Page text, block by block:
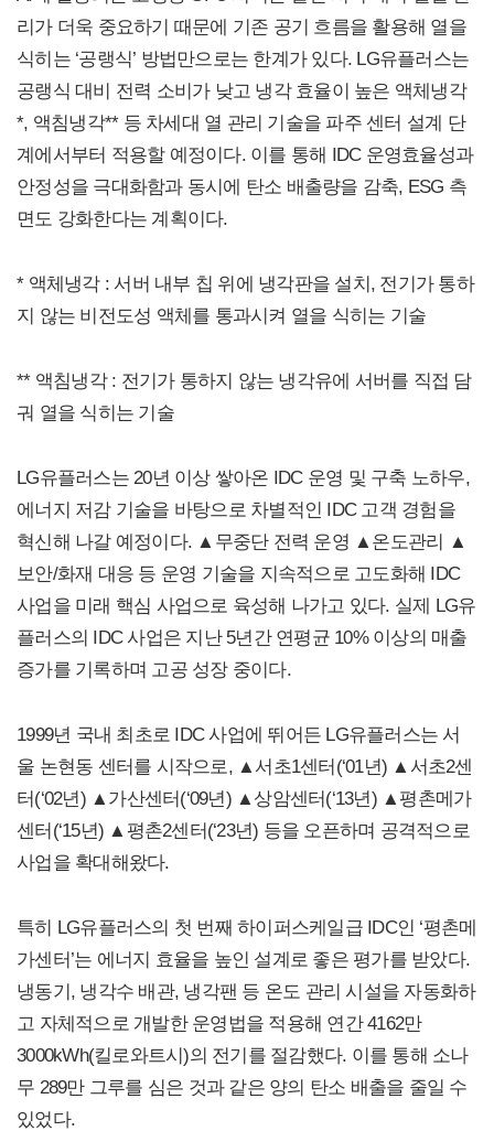
리가 더욱 중요하기 때문에 기존 공기 흐름을 활용해 열을
식히는 ‘공랭식’ 방법만으로는 한계가 있다. LG유플러스는
공랭식 대비 전력 소비가 낮고 냉각 효율이 높은 액체냉각
*, 액침냉각** 등 차세대 열 관리 기술을 파주 센터 설계 단
계에서부터 적용할 예정이다. 이를 통해 IDC 운영효율성과
안정성을 극대화함과 동시에 탄소 배출량을 감축, ESG 측
면도 강화한다는 계획이다.
* 액체냉각 : 서버 내부 칩 위에 냉각판을 설치, 전기가 통하
지 않는 비전도성 액체를 통과시켜 열을 식히는 기술
** 액침냉각 : 전기가 통하지 않는 냉각유에 서버를 직접 담
궈 열을 식히는 기술
LG유플러스는 20년 이상 쌓아온 IDC 운영 및 구축 노하우,
에너지 저감 기술을 바탕으로 차별적인 IDC 고객 경험을
혁신해 나갈 예정이다. ▲무중단 전력 운영 ▲온도관리 ▲
보안/화재 대응 등 운영 기술을 지속적으로 고도화해 IDC
사업을 미래 핵심 사업으로 육성해 나가고 있다. 실제 LG유
플러스의 IDC 사업은 지난 5년간 연평균 10% 이상의 매출
증가를 기록하며 고공 성장 중이다.
1999년 국내 최초로 IDC 사업에 뛰어든 LG유플러스는 서
울 논현동 센터를 시작으로, ▲서초1센터(‘01년) ▲서초2센
터(‘02년) ▲가산센터(‘09년) ▲상암센터(‘13년) ▲평촌메가
센터(‘15년) ▲평촌2센터(‘23년) 등을 오픈하며 공격적으로
사업을 확대해왔다.
특히 LG유플러스의 첫 번째 하이퍼스케일급 IDC인 ‘평촌메
가센터’는 에너지 효율을 높인 설계로 좋은 평가를 받았다.
냉동기, 냉각수 배관, 냉각팬 등 온도 관리 시설을 자동화하
고 자체적으로 개발한 운영법을 적용해 연간 4162만
3000kWh(킬로와트시)의 전기를 절감했다. 이를 통해 소나
무 289만 그루를 심은 것과 같은 양의 탄소 배출을 줄일 수
있었다.